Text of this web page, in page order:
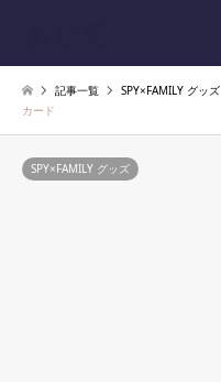
記事一覧 SPY×FAMILY グッズ
カード
SPY×FAMILY グッズ